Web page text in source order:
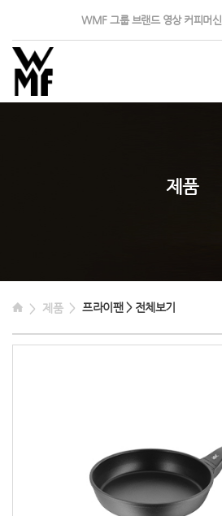
WMF 그룹 브랜드 영상 커피머신
제품
제품 프라이팬 > 전체보기